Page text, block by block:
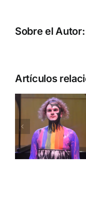
Sobre el Autor:
Artículos